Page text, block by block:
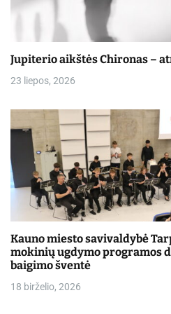
Jupiterio aikštės Chironas –
23 liepos, 2026
Kauno miesto savivaldybė
mokinių ugdymo programos
baigimo šventė
18 birželio, 2026